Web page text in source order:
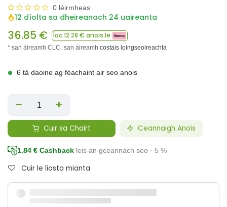
0 léirmheas
12 díolta sa dheireanach 24 uaireanta
36.85 € Íoc12.28 € anois le
* san áireamh CLC, san áireamh costais loingseoireachta
6 tá daoine ag féachaint air seo anois
Cuir sa Chairt Ceannaigh Anois
1.84 € Cashback leis an gceannach seo · 5 %
Cuir le liosta mianta